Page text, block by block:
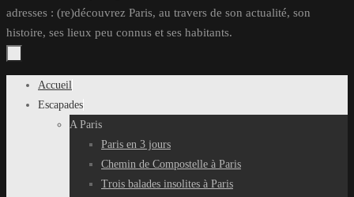
adresses : (re)découvrez Paris, au travers de son actualité, son
histoire, ses lieux peu connus et ses habitants.
Passer
Accueil
Escapades
A Paris
Paris en 3 jours
Chemin de Compostelle à Paris
Trois balades insolites à Paris